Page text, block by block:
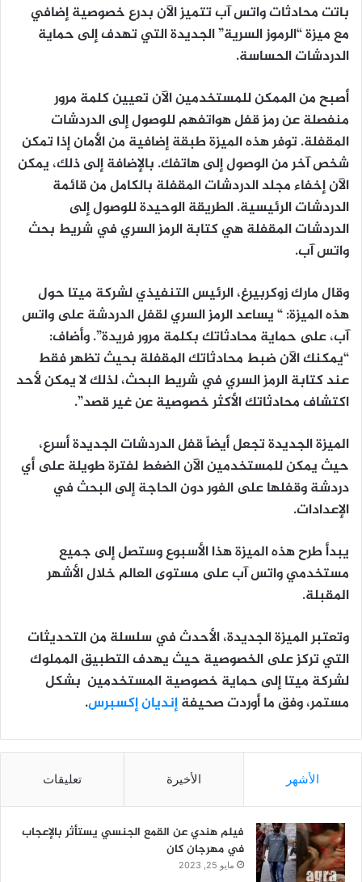
باتت محادثات واتس آب تتميز الآن بدرع خصوصية إضافي
مع ميزة “الرموز السرية” الجديدة التي تهدف إلى حماية
الدردشات الحساسة.
أصبح من الممكن للمستخدمين الآن تعيين كلمة مرور
منفصلة عن رمز قفل هواتفهم للوصول إلى الدردشات
المقفلة. توفر هذه الميزة طبقة إضافية من الأمان إذا تمكن
شخص آخر من الوصول إلى هاتفك. بالإضافة إلى ذلك، يمكن
الآن إخفاء مجلد الدردشات المقفلة بالكامل من قائمة
الدردشات الرئيسية. الطريقة الوحيدة للوصول إلى
الدردشات المقفلة هي كتابة الرمز السري في شريط بحث
واتس آب.
وقال مارك زوكربيرغ، الرئيس التنفيذي لشركة ميتا حول
هذه الميزة: “ يساعد الرمز السري لقفل الدردشة على واتس
آب، على حماية محادثاتك بكلمة مرور فريدة”. وأضاف:
“يمكنك الآن ضبط محادثاتك المقفلة بحيث تظهر فقط
عند كتابة الرمز السري في شريط البحث، لذلك لا يمكن لأحد
اكتشاف محادثاتك الأكثر خصوصية عن غير قصد”.
الميزة الجديدة تجعل أيضاً قفل الدردشات الجديدة أسرع،
حيث يمكن للمستخدمين الآن الضغط لفترة طويلة على أي
دردشة وقفلها على الفور دون الحاجة إلى البحث في
الإعدادات.
يبدأ طرح هذه الميزة هذا الأسبوع وستصل إلى جميع
مستخدمي واتس آب على مستوى العالم خلال الأشهر
المقبلة.
وتعتبر الميزة الجديدة، الأحدث في سلسلة من التحديثات
التي تركز على الخصوصية حيث يهدف التطبيق المملوك
لشركة ميتا إلى حماية خصوصية المستخدمين بشكل
مستمر، وفق ما أوردت صحيفةإنديان إكسبرس.
الأشهر الأخيرة تعليقات
فيلم هندي عن القمع الجنسي يستأثر بالإعجاب
في مهرجان كان
مايو 25, 2023